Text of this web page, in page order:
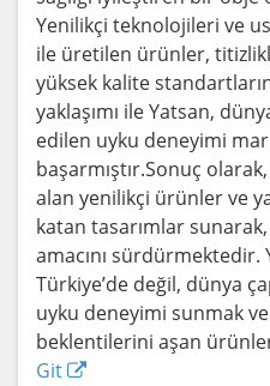
Yenilikçi teknolojileri ve
ile üretilen ürünler,
yüksek kalite
yaklaşımı ile Yatsan,
edilen uyku deneyimi
başarmıştır.Sonuç
alan yenilikçi ürünler ve
katan tasarımlar
amacını sürdürmektedir.
Türkiye’de değil, dünya
uyku deneyimi sunmak
beklentilerini aşan
Git